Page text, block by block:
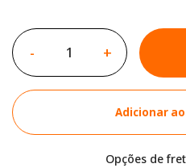
- +
Adicionar
Opções de